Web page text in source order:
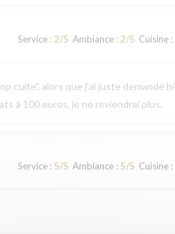
Service: 2/5 Ambiance: 2/5 Cuisine:
cuite", alors que j'ai juste demandé
à 100 euros, je ne reviendrai plus.
Service: 5/5 Ambiance: 5/5 Cuisine: